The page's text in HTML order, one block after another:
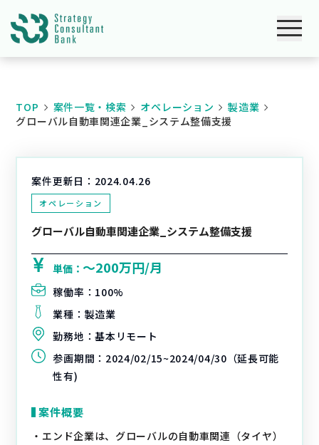
TOP 案件一覧・検索 オペレーション
製造業
グローバル自動車関連企業_システム整備支援
案件更新日： 2024.04.26
オペレーション
グローバル自動車関連企業_システム整備支援
単価：〜200万円/月
稼働率： 100%
業種： 製造業
勤務地：基本リモート
参画期間： 2024/02/15~2024/04/30（延長可能
性有)
案件概要
・エンド企業は、グローバルの自動車関連（タイヤ）